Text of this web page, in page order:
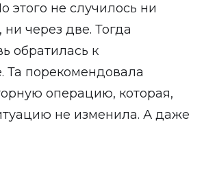
этого не случилось ни
через две. Тогда
обратилась к
Та порекомендовала
операцию, которая,
не изменила. А даже